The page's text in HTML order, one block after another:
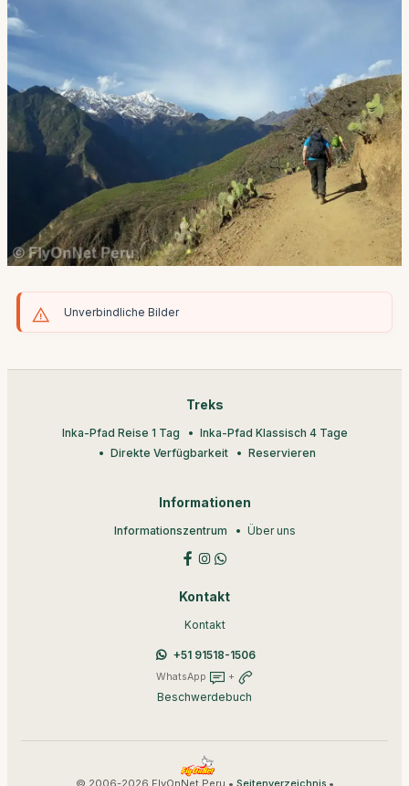
Unverbindliche Bilder
Treks
Inka-Pfad Reise 1 Tag
Inka-Pfad Klassisch 4 Tage
Direkte Verfügbarkeit
Reservieren
Informationen
Informationszentrum Über uns
Kontakt
Kontakt
+51 91518-1506
WhatsApp +
Beschwerdebuch
© 2006-2026 FlyOnNet Peru • •